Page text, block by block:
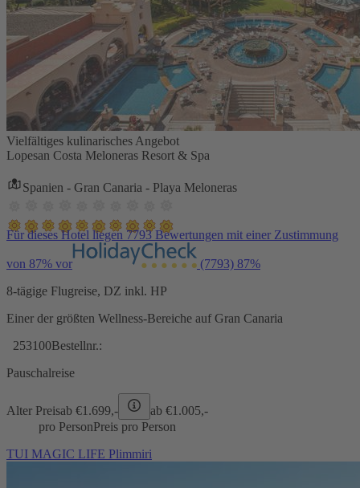
Vielfältiges kulinarisches Angebot
Lopesan Costa Meloneras Resort & Spa
Spanien - Gran Canaria - Playa Meloneras
Für dieses Hotel liegen 7793 Bewertungen mit einer Zustimmung
von 87% vor (7793) 87%
8-tägige Flugreise, DZ inkl. HP
Einer der größten Wellness-Bereiche auf Gran Canaria
253100Bestellnr.:
Pauschalreise
Alter Preisab €1.699,- ab €1.005,-
pro PersonPreis pro Person
TUI MAGIC LIFE Plimmiri